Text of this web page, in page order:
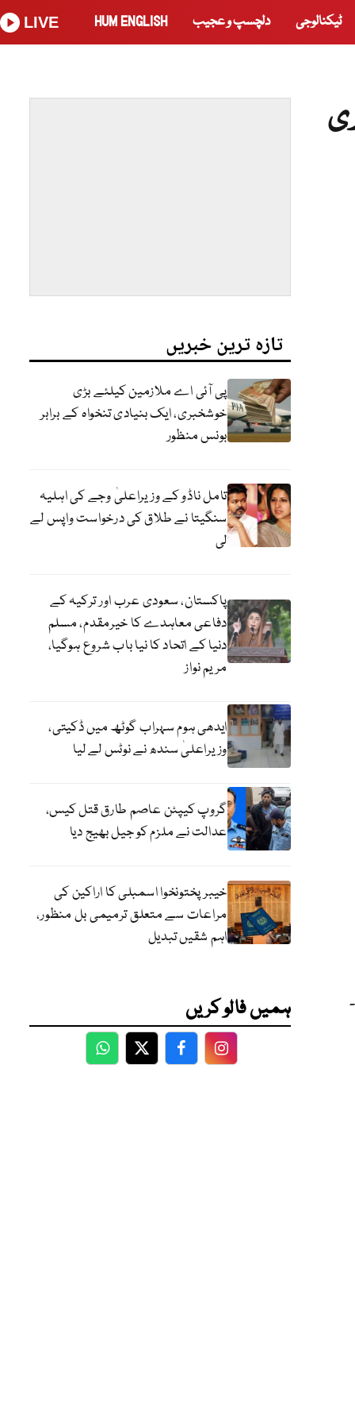
ٹیکنالوجی دلچسپ و عجیب HUM ENGLISH
LIVE
تازہ ترین خبریں
پی آئی اے ملازمین کیلئے بڑی
خوشخبری، ایک بنیادی تنخواہ کے برابر
بونس منظور
تامل ناڈو کے وزیراعلیٰ وجے کی اہلیہ
سنگیتا نے طلاق کی درخواست واپس لے
لی
پاکستان، سعودی عرب اور ترکیہ کے
دفاعی معاہدے کا خیرمقدم، مسلم
دنیا کے اتحاد کا نیا باب شروع ہوگیا،
مریم نواز
ایدھی ہوم سہراب گوٹھ میں ڈکیتی،
وزیراعلیٰ سندھ نے نوٹس لے لیا
گروپ کیپٹن عاصم طارق قتل کیس،
عدالت نے ملزم کو جیل بھیج دیا
خیبرپختونخوا اسمبلی کا اراکین کی
مراعات سے متعلق ترمیمی بل منظور،
اہم شقیں تبدیل
ہمیں فالو کریں
WhatsApp
TwitterFacebookFacebook